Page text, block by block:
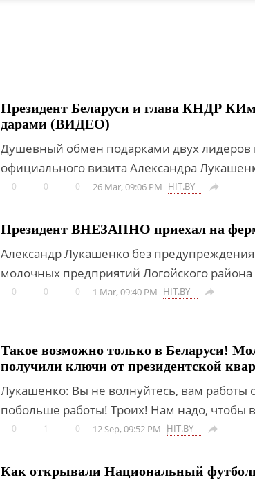
Президент Беларуси и глава КНДР
дарами (ВИДЕО)
Душевный обмен подарками двух
официального визита Александра
0 0 0 26 Mar, 09:06 PM HIT.BY 
Президент ВНЕЗАПНО приехал на
Александр Лукашенко без
молочных предприятий Логойского
0 0 0 1 Mar, 09:40 PM HIT.BY 
Такое возможно только в Беларуси!
получили ключи от президентской
Лукашенко: Вы не волнуйтесь, вам работы
побольше работы! Троих! Нам надо, чтобы
0 1 0 12 Sep, 09:52 PM HIT.BY 
Как открывали Национальный